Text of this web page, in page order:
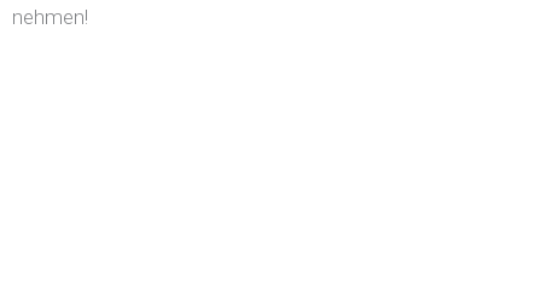
nehmen!